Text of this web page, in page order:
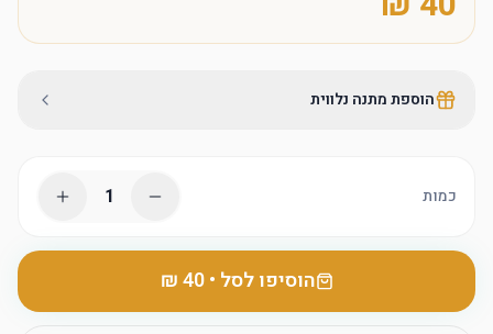
הוספת מתנה נלווית
כמות 1
הוסיפו לסל •
‏40 ₪